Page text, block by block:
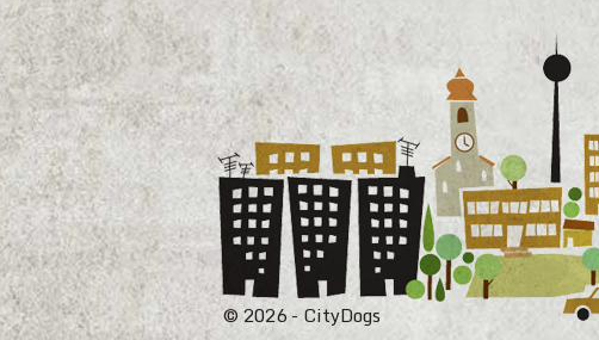
© 2026 - CityDogs